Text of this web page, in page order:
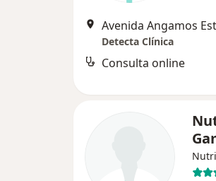
Avenida Angamos
Detecta Clínica
Consulta online